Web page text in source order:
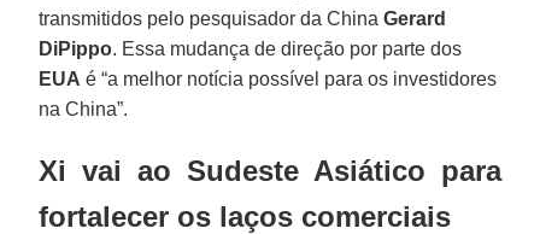
transmitidos pelo pesquisador da ChinaGerard
DiPippo. Essa mudança de direção por parte dos
EUA é “a melhor notícia possível para os investidores
na China”.
Xi vai ao Sudeste Asiático para
fortalecer os laços comerciais